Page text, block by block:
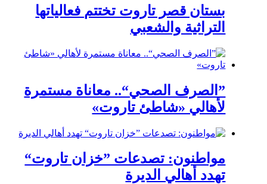
بستان قصر تاروت تختتم فعالياتها
التراثية والشعبي
”الصرف الصحي“.. معاناة مستمرة
لأهالي «شاطئ تاروت»
مواطنون: تصدعات ”خزان تاروت“
تهدد أهالي الديرة